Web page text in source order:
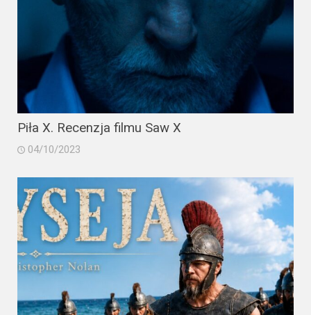
2016
2017
2015
2014
Piła X. Recenzja filmu Saw X
04/10/2023